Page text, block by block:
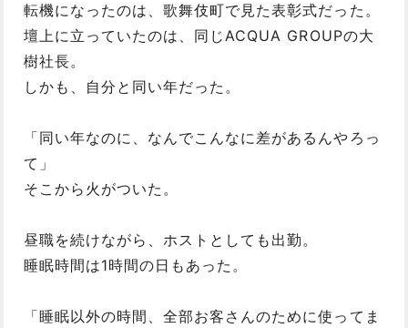
転機になったのは、歌舞伎町で見た表彰式だった。
壇上に立っていたのは、同じACQUA GROUPの大
樹社長。
しかも、自分と同い年だった。
「同い年なのに、なんでこんなに差があるんやろっ
て」
そこから火がついた。
昼職を続けながら、ホストとしても出勤。
睡眠時間は1時間の日もあった。
「睡眠以外の時間、全部お客さんのために使ってま